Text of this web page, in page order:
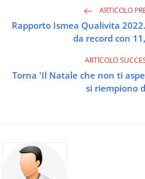
ARTICOLO
Rapporto Ismea Qualivita
da record con
ARTICOLO
Torna 'Il Natale che non ti
si riempiono